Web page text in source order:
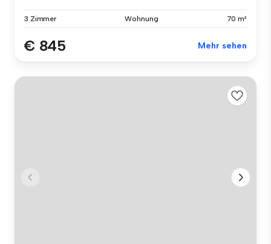
3 Zimmer Wohnung 70 m²
€ 845 Mehr sehen